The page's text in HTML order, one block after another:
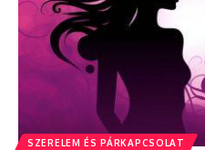
SZERELEM ÉS PÁRKAPCSOLAT